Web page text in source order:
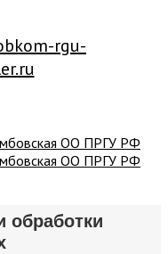
rgu-
обработки